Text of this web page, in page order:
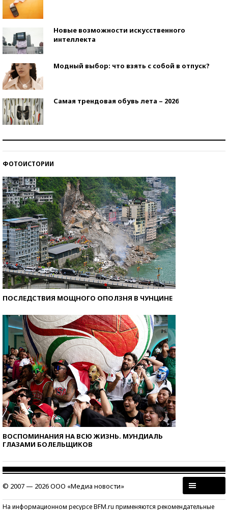
Новые возможности искусственного
интеллекта
Модный выбор: что взять с собой в отпуск?
Самая трендовая обувь лета – 2026
ФОТОИСТОРИИ
ПОСЛЕДСТВИЯ МОЩНОГО ОПОЛЗНЯ В ЧУНЦИНЕ
ВОСПОМИНАНИЯ НА ВСЮ ЖИЗНЬ. МУНДИАЛЬ
ГЛАЗАМИ БОЛЕЛЬЩИКОВ
© 2007 — 2026 ООО «Медиа новости»
На информационном ресурсе BFM.ru применяются рекомендательные